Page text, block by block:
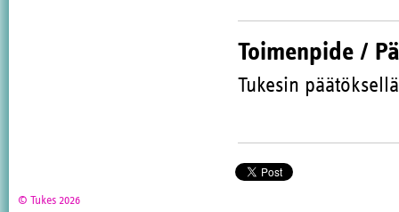
Toimenpide /
Tukesin
© Tukes 2026